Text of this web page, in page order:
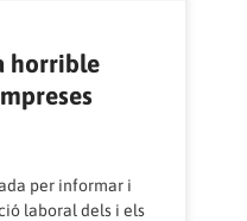
horrible
per informar i
laboral dels i els